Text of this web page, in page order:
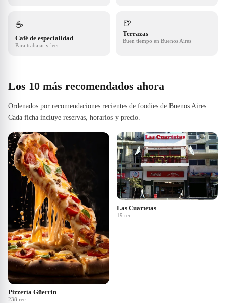
☕
Café de especialidad
Para trabajar y leer
🍺
Terrazas
Buen tiempo en Buenos Aires
Los 10 más recomendados ahora
Ordenados por recomendaciones recientes de foodies de Buenos Aires.
Cada ficha incluye reservas, horarios y precio.
Pizzería Güerrín
238 rec
Las Cuartetas
19 rec